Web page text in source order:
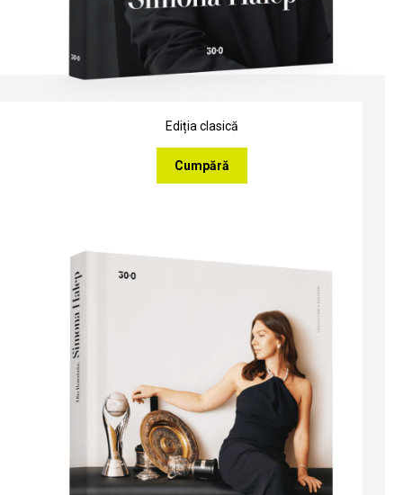
Ediția clasică
Cumpără